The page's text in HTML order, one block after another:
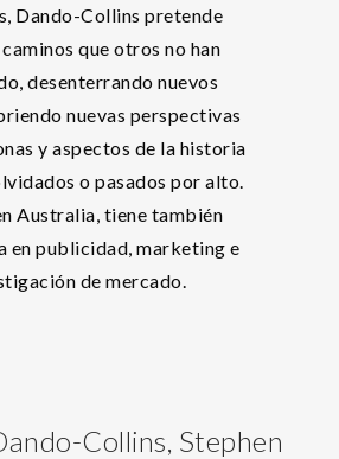
Dando-Collins pretende
que otros no han
desenterrando nuevos
nuevas perspectivas
y aspectos de la historia
o pasados por alto.
Australia, tiene también
en publicidad, marketing e
de mercado.
Collins, Stephen